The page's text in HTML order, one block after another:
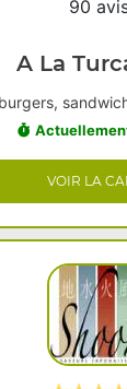
90
A La
VOIR LA